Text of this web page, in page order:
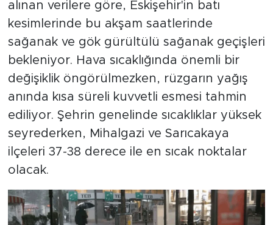
alınan verilere göre, Eskişehir'in batı
kesimlerinde bu akşam saatlerinde
sağanak ve gök gürültülü sağanak geçişleri
bekleniyor. Hava sıcaklığında önemli bir
değişiklik öngörülmezken, rüzgarın yağış
anında kısa süreli kuvvetli esmesi tahmin
ediliyor. Şehrin genelinde sıcaklıklar yüksek
seyrederken, Mihalgazi ve Sarıcakaya
ilçeleri 37-38 derece ile en sıcak noktalar
olacak.